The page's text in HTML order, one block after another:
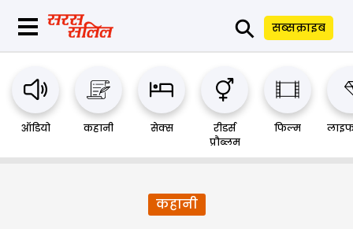
⚲ सब्सक्राइब
ऑडियो कहानी सेक्स
रीडर्स
प्रौब्लम
फिल्म
कहानी